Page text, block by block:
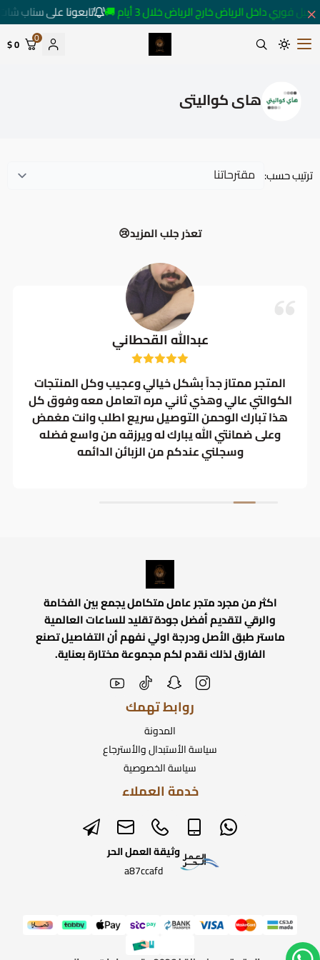
فوري داخل الرياض خارج الرياض خلال 3 أيام 🚚
تابعونا على سناب
متجر ساعات رومانس
0
0 $
هاى كواليتى
ترتيب حسب:
تعذر جلب المزيد😢
عبدالله القحطاني
المتجر ممتاز جداً بشكل خيالي وعجيب وكل المنتجات
الكوالتي عالي وهذي ثاني مره اتعامل معه وفوق كل
هذا تبارك الوحمن التوصيل سريع اطلب وانت مغمض
وعلى ضمانتي الله يبارك له ويرزقه من واسع فضله
وسجلني عندكم من الزبائن الدائمه
اكثر من مجرد متجر عامل متكامل يجمع بين الفخامة
والرقي لتقديم أفضل جودة تقليد للساعات العالمية
ماستر طبق الأصل ودرجة اولي نفهم أن التفاصيل تصنع
الفارق لذلك نقدم لكم مجموعة مختارة بعناية.
روابط تهمك
المدونة
سياسة الأستبدال والأسترجاع
سياسة الخصوصية
خدمة العملاء
وثيقة العمل الحر
a87ccafd